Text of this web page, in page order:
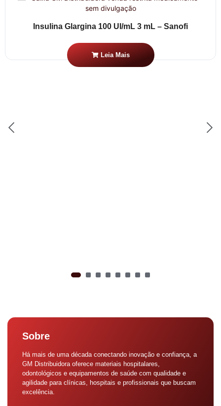
Insulina Glargina 100 UI/mL 3 mL – Sanofi
Leia Mais
Sobre
Há mais de uma década conectando inovação e confiança, a
GM Distribuidora oferece materiais hospitalares,
odontológicos e equipamentos de saúde com qualidade e
agilidade para clínicas, hospitais e profissionais que buscam
excelência.